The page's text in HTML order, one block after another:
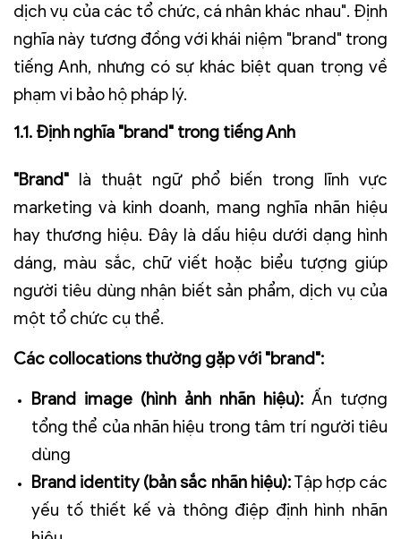
dịch vụ của các tổ chức, cá nhân khác nhau". Định
nghĩa này tương đồng với khái niệm "brand" trong
tiếng Anh, nhưng có sự khác biệt quan trọng về
phạm vi bảo hộ pháp lý.
1.1. Định nghĩa "brand" trong tiếng Anh
"Brand" là thuật ngữ phổ biến trong lĩnh vực
marketing và kinh doanh, mang nghĩa nhãn hiệu
hay thương hiệu. Đây là dấu hiệu dưới dạng hình
dáng, màu sắc, chữ viết hoặc biểu tượng giúp
người tiêu dùng nhận biết sản phẩm, dịch vụ của
một tổ chức cụ thể.
Các collocations thường gặp với "brand":
Brand image (hình ảnh nhãn hiệu): Ấn tượng
tổng thể của nhãn hiệu trong tâm trí người tiêu
dùng
Brand identity(bản sắc nhãn hiệu):Tập hợp các
yếu tố thiết kế và thông điệp định hình nhãn